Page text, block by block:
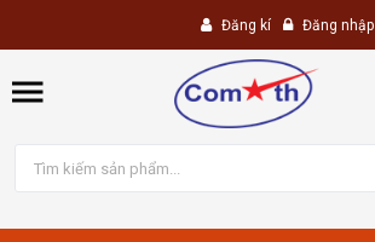
Đăng kí Đăng nhập